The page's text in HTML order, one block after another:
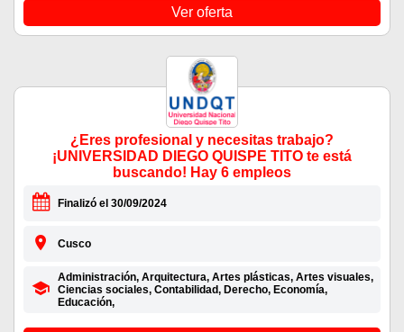
Ver oferta
¿Eres profesional y necesitas trabajo?
¡UNIVERSIDAD DIEGO QUISPE TITO te está
buscando! Hay 6 empleos
Finalizó el 30/09/2024
Cusco
Administración, Arquitectura, Artes plásticas, Artes visuales,
Ciencias sociales, Contabilidad, Derecho, Economía,
Educación,